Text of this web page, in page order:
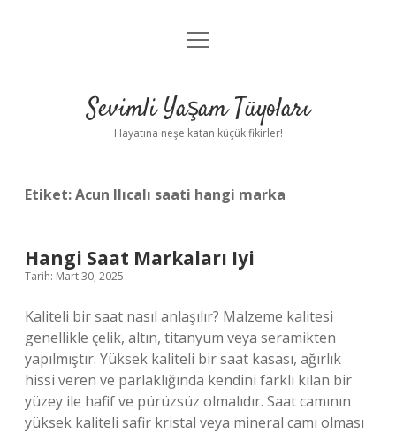
Anasayfa
Yasal Uyarı
menüyü
Sevimli Yaşam Tüyoları
Hayatına neşe katan küçük fikirler!
Etiket:Acun Ilıcalı saati hangi marka
Hangi Saat Markaları Iyi
Tarih: Mart 30, 2025
Kaliteli bir saat nasıl anlaşılır? Malzeme kalitesi
genellikle çelik, altın, titanyum veya seramikten
yapılmıştır. Yüksek kaliteli bir saat kasası, ağırlık
hissi veren ve parlaklığında kendini farklı kılan bir
yüzey ile hafif ve pürüzsüz olmalıdır. Saat camının
yüksek kaliteli safir kristal veya mineral camı olması